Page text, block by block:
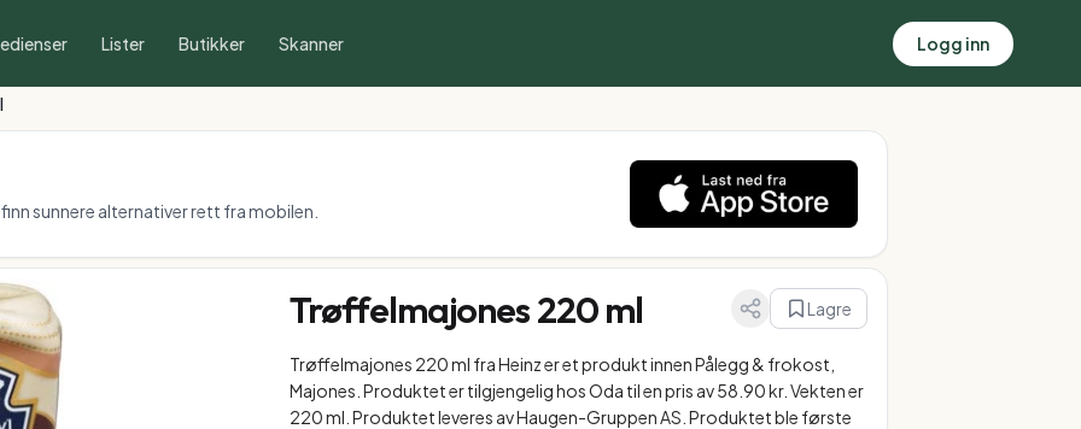
Lister Butikker Skanner Logg inn
sunnere alternativer rett fra mobilen.
Trøffelmajones 220 ml Lagre
Trøffelmajones 220 ml fra Heinz er et produkt innen Pålegg & frokost,
Majones. Produktet er tilgjengelig hos Oda til en pris av 58.90 kr. Vekten er
220 ml. Produktet leveres av Haugen-Gruppen AS. Produktet ble første